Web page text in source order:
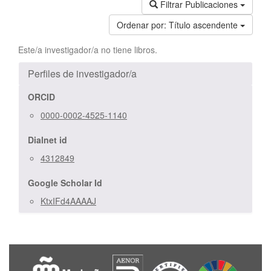
Filtrar Publicaciones
Ordenar por: Título ascendente
Este/a investigador/a no tiene libros.
Perfiles de investigador/a
ORCID
0000-0002-4525-1140
Dialnet id
4312849
Google Scholar Id
KtxIFd4AAAAJ